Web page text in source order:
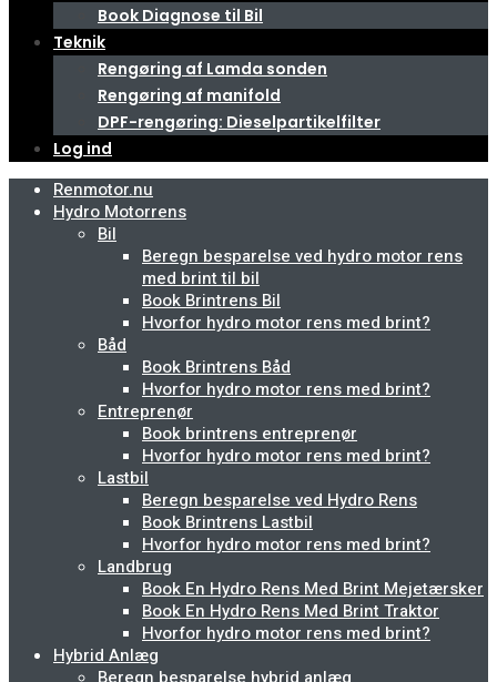
Book Diagnose til Bil
Teknik
Rengøring af Lamda sonden
Rengøring af manifold
DPF-rengøring: Dieselpartikelfilter
Log ind
Renmotor.nu
Hydro Motorrens
Bil
Beregn besparelse ved hydro motor rens
med brint til bil
Book Brintrens Bil
Hvorfor hydro motor rens med brint?
Båd
Book Brintrens Båd
Hvorfor hydro motor rens med brint?
Entreprenør
Book brintrens entreprenør
Hvorfor hydro motor rens med brint?
Lastbil
Beregn besparelse ved Hydro Rens
Book Brintrens Lastbil
Hvorfor hydro motor rens med brint?
Landbrug
Book En Hydro Rens Med Brint Mejetærsker
Book En Hydro Rens Med Brint Traktor
Hvorfor hydro motor rens med brint?
Hybrid Anlæg